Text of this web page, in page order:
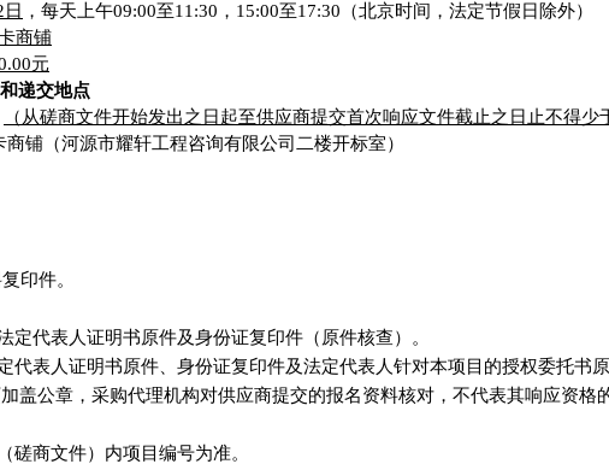
日 ，每天上午09:00至11:30 ， 15:00至17:30（北京时间，法定节假日除外）
商铺
元
递交地点
（从磋商文件开始发出之日起至供应商提交首次响应文件截止之日止不得少
商铺（河源市耀轩工程咨询有限公司二楼开标室）
印件。
代表人证明书原件及身份证复印件（原件核查）
。
代表人证明书原件、身份证复印件及法定代表人针对本项目的授权委托书
盖公章，采购代理机构对供应商提交的报名资料核对，不代表其响应资格
磋商文件）内项目编号为准。